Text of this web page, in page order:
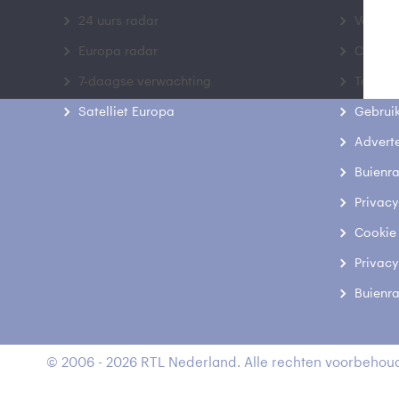
24 uurs radar
Europa radar
7-daagse verwachting
Satelliet Europa
© 2006 - 2026 RTL Nederland. Alle rechten